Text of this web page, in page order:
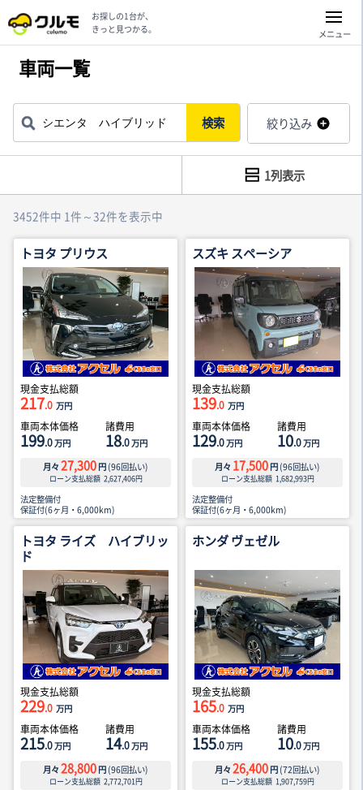
お探しの1台が、
きっと見つかる。
メニュー
車両一覧
検索 絞り込み
3452件中 1件～32件を表示中
1列表示
トヨタ プリウス
現金支払総額
217.0 万円
車両本体価格
199.0万円
諸費用
18.0万円
月々 27,300 円 (96回払い)
ローン支払総額 2,627,406円
法定整備付
保証付(6ヶ月・6,000km)
スズキ スペーシア
現金支払総額
139.0 万円
車両本体価格
129.0万円
諸費用
10.0万円
月々 17,500 円 (96回払い)
ローン支払総額 1,682,993円
法定整備付
保証付(6ヶ月・6,000km)
トヨタ ライズ ハイブリッ
ド
現金支払総額
229.0 万円
車両本体価格
215.0万円
諸費用
14.0万円
月々 28,800 円 (96回払い)
ローン支払総額 2,772,701円
ホンダ ヴェゼル
現金支払総額
165.0 万円
車両本体価格
155.0万円
諸費用
10.0万円
月々 26,400 円 (72回払い)
ローン支払総額 1,907,759円